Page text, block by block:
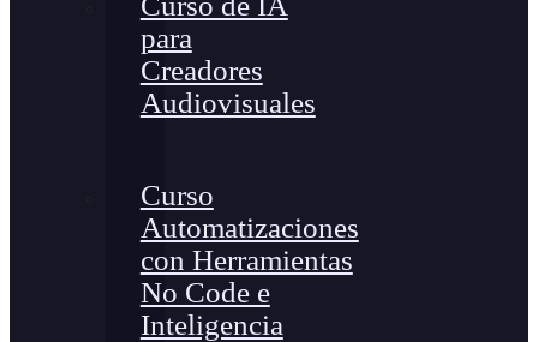
para
Creadores
Audiovisuales
Curso
Automatizaciones
con Herramientas
No Code e
Inteligencia